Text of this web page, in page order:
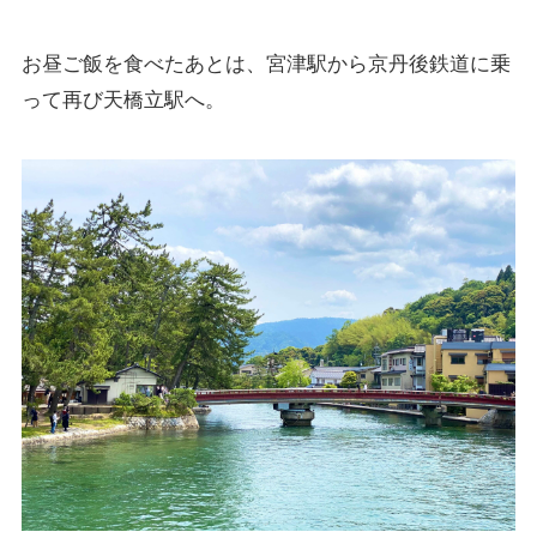
お昼ご飯を食べたあとは、宮津駅から京丹後鉄道に乗
って再び天橋立駅へ。